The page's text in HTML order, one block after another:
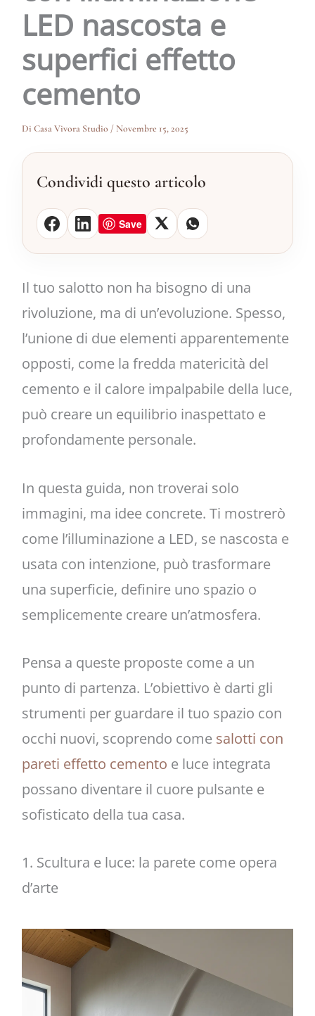
LED nascosta e
superfici effetto
cemento
Di Casa Vivora Studio/Novembre 15, 2025
Condividi questo articolo
Save
Il tuo salotto non ha bisogno di una
rivoluzione, ma di un’evoluzione. Spesso,
l’unione di due elementi apparentemente
opposti, come la fredda matericità del
cemento e il calore impalpabile della luce,
può creare un equilibrio inaspettato e
profondamente personale.
In questa guida, non troverai solo
immagini, ma idee concrete. Ti mostrerò
come l’illuminazione a LED, se nascosta e
usata con intenzione, può trasformare
una superficie, definire uno spazio o
semplicemente creare un’atmosfera.
Pensa a queste proposte come a un
punto di partenza. L’obiettivo è darti gli
strumenti per guardare il tuo spazio con
occhi nuovi, scoprendo come salotti con
pareti effetto cemento e luce integrata
possano diventare il cuore pulsante e
sofisticato della tua casa.
1. Scultura e luce: la parete come opera
d’arte